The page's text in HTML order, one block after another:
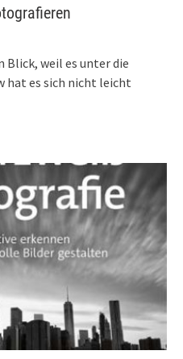
Blick, weil es unter die
hat es sich nicht leicht